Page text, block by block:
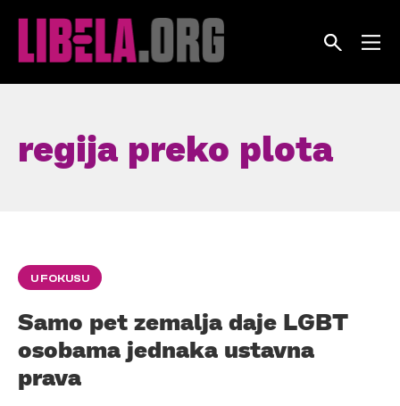
regija preko plota
U FOKUSU
Samo pet zemalja daje LGBT
osobama jednaka ustavna
prava